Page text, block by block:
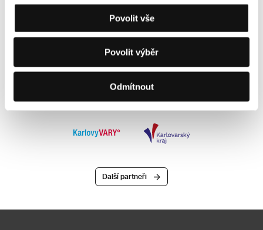
Povolit vše
Povolit výběr
Odmítnout
Další partneři